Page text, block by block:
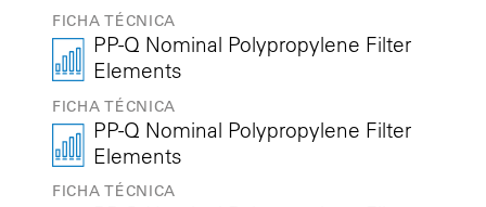
FICHA TÉCNICA
PP-Q Nominal Polypropylene Filter
Elements
FICHA TÉCNICA
PP-Q Nominal Polypropylene Filter
Elements
FICHA TÉCNICA